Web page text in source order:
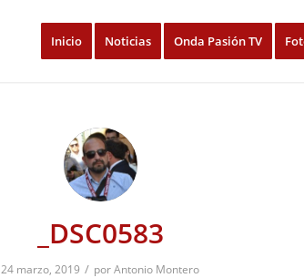
Inicio Noticias Onda Pasión TV
_DSC0583
24 marzo, 2019 / porAntonio Montero